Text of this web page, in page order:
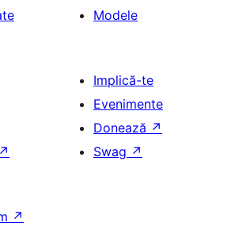
Modele
↗
Implică-te
Evenimente
Donează ↗
Swag ↗
↗